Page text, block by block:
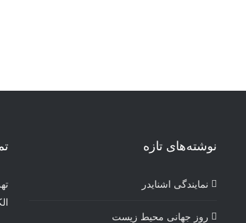
نوشته‌های تازه
نمایندگی اشنایدر
روز جهانی محیط زیست